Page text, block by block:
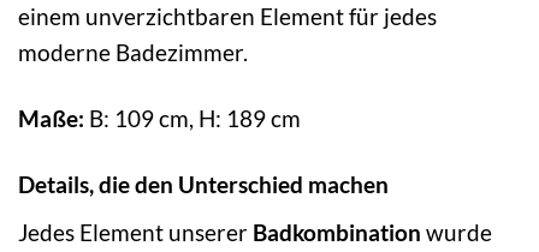
einem unverzichtbaren Element für jedes
moderne Badezimmer.
Maße: B: 109 cm, H: 189 cm
Details, die den Unterschied machen
Jedes Element unserer Badkombination wurde